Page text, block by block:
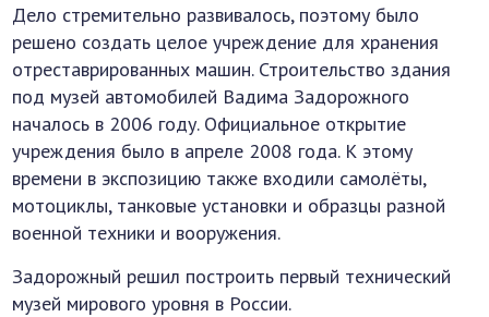
Дело стремительно развивалось, поэтому было
решено создать целое учреждение для хранения
отреставрированных машин. Строительство здания
под музей автомобилей Вадима Задорожного
началось в 2006 году. Официальное открытие
учреждения было в апреле 2008 года. К этому
времени в экспозицию также входили самолёты,
мотоциклы, танковые установки и образцы разной
военной техники и вооружения.
Задорожный решил построить первый технический
музей мирового уровня в России.